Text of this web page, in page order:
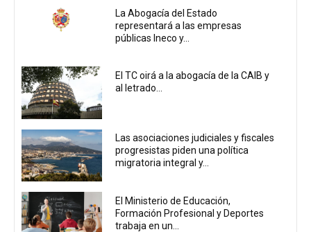
La Abogacía del Estado
representará a las empresas
públicas Ineco y...
El TC oirá a la abogacía de la CAIB y
al letrado...
Las asociaciones judiciales y fiscales
progresistas piden una política
migratoria integral y...
El Ministerio de Educación,
Formación Profesional y Deportes
trabaja en un...